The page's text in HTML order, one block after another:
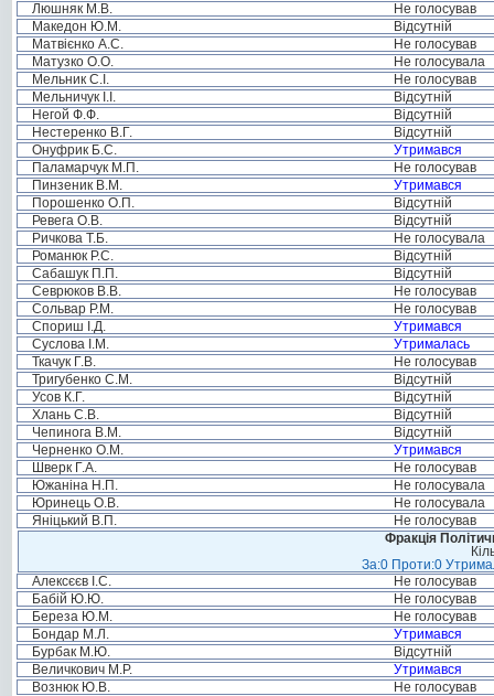
Люшняк М.В.
Не голосував
Македон Ю.М.
Відсутній
Матвієнко А.С.
Не голосував
Матузко О.О.
Не голосувала
Мельник С.І.
Не голосував
Мельничук І.І.
Відсутній
Негой Ф.Ф.
Відсутній
Нестеренко В.Г.
Відсутній
Онуфрик Б.С.
Утримався
Паламарчук М.П.
Не голосував
Пинзеник В.М.
Утримався
Порошенко О.П.
Відсутній
Ревега О.В.
Відсутній
Ричкова Т.Б.
Не голосувала
Романюк Р.С.
Відсутній
Сабашук П.П.
Відсутній
Севрюков В.В.
Не голосував
Сольвар Р.М.
Не голосував
Спориш І.Д.
Утримався
Суслова І.М.
Утрималась
Ткачук Г.В.
Не голосував
Тригубенко С.М.
Відсутній
Усов К.Г.
Відсутній
Хлань С.В.
Відсутній
Чепинога В.М.
Відсутній
Черненко О.М.
Утримався
Шверк Г.А.
Не голосував
Южаніна Н.П.
Не голосувала
Юринець О.В.
Не голосувала
Яніцький В.П.
Не голосував
Фракція
За:0 Проти:0
Алексєєв І.С.
Не голосував
Бабій Ю.Ю.
Не голосував
Береза Ю.М.
Не голосував
Бондар М.Л.
Утримався
Бурбак М.Ю.
Відсутній
Величкович М.Р.
Утримався
Вознюк Ю.В.
Не голосував